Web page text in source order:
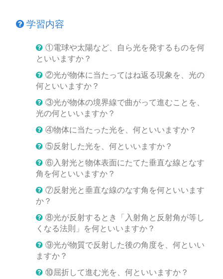
学習内容
①電球や太陽など、自ら光を発するものを何
といいますか？
②光が物体に当たってはね返る現象を、光の
何といいますか？
③光が物体の境界線で曲がって進むことを、
光の何といいますか？
④物体に当たった光を、何といいますか？
⑤反射した光を、何といいますか？
⑥入射光と物体表面にたてた垂直な線となす
角を何といいますか？
⑦反射光と垂直な線のなす角を何といいます
か？
⑧光が反射するとき「入射角と反射角が等し
くなる法則」を何といいますか？
⑨光が物質で反射した後の角度を、何といい
ますか？
⑩屈折して進む光を、何といいますか？